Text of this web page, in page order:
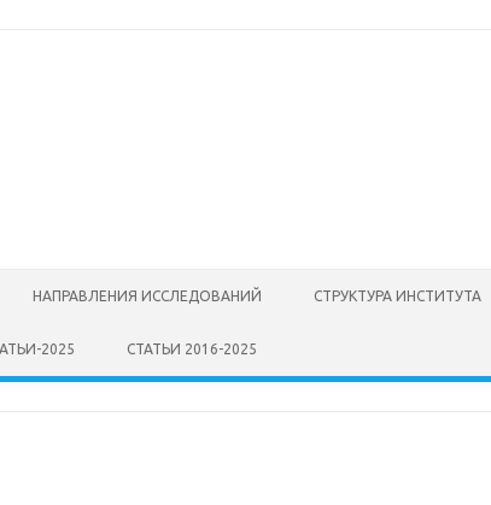
НАПРАВЛЕНИЯ ИССЛЕДОВАНИЙ СТРУКТУРА ИНСТИТУТА
2025 СТАТЬИ 2016-2025